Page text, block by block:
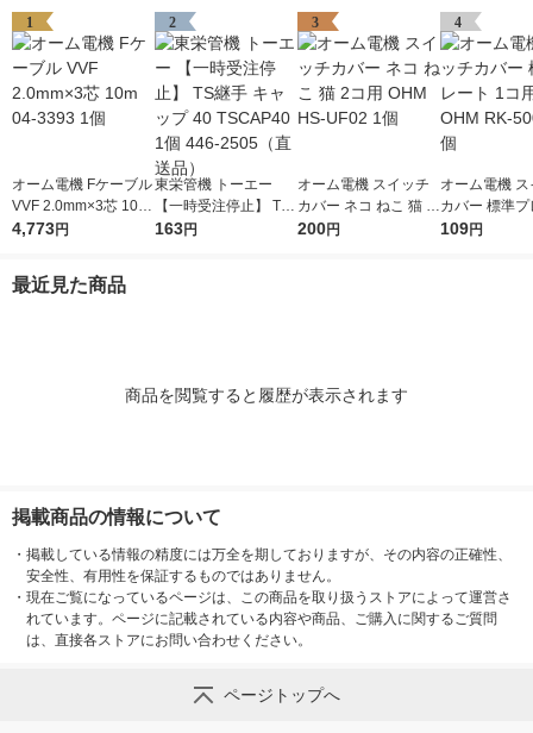
1
オーム電機 Fケーブル
VVF 2.0mm×3芯 10m
04-3393 1個
4,773円
2
東栄管機 トーエー
【一時受注停止】 TS
継手 キャップ 40 TSC
163円
3
オーム電機 スイッチ
カバー ネコ ねこ 猫 2
コ用 OHM HS-UF02 1
200円
4
オーム電機
カバー 標準
1コ用 白
109円
最近見た商品
商品を閲覧すると履歴が表示されます
掲載商品の情報について
・ 掲載している情報の精度には万全を期しておりますが、その内容の正確性、
安全性、有用性を保証するものではありません。
・ 現在ご覧になっているページは、この商品を取り扱うストアによって運営さ
れています。ページに記載されている内容や商品、ご購入に関するご質問
は、直接各ストアにお問い合わせください。
ページトップへ